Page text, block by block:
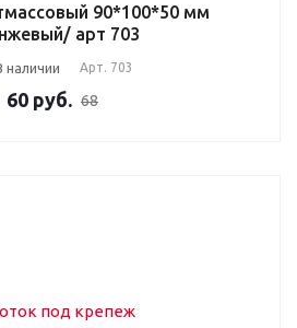
90*100*50 мм
арт 703
наличии Арт. 703
60 руб. 68